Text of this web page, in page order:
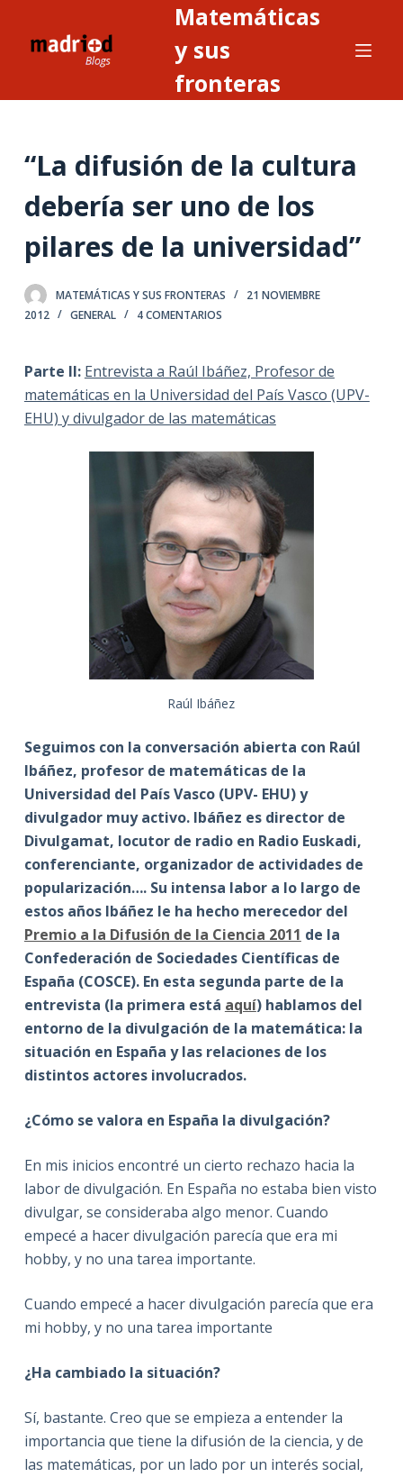
a
e
n
d
o
Matemáticas
y sus
fronteras
“La difusión de la cultura
debería ser uno de los
pilares de la universidad”
MATEMÁTICAS Y SUS FRONTERAS
21 NOVIEMBRE
2012
GENERAL 4 COMENTARIOS
Parte II: Entrevista a Raúl Ibáñez, Profesor de
matemáticas en la Universidad del País Vasco (UPV-
EHU) y divulgador de las matemáticas
Raúl Ibáñez
Seguimos con la conversación abierta con Raúl
Ibáñez, profesor de matemáticas de la
Universidad del País Vasco (UPV- EHU) y
divulgador muy activo. Ibáñez es director de
Divulgamat, locutor de radio en Radio Euskadi,
conferenciante, organizador de actividades de
popularización…. Su intensa labor a lo largo de
estos años Ibáñez le ha hecho merecedor del
Premio a la Difusión de la Ciencia 2011 de la
Confederación de Sociedades Científicas de
España (COSCE). En esta segunda parte de la
entrevista (la primera está aquí) hablamos del
entorno de la divulgación de la matemática: la
situación en España y las relaciones de los
distintos actores involucrados.
¿Cómo se valora en España la divulgación?
En mis inicios encontré un cierto rechazo hacia la
labor de divulgación. En España no estaba bien visto
divulgar, se consideraba algo menor. Cuando
empecé a hacer divulgación parecía que era mi
hobby, y no una tarea importante.
Cuando empecé a hacer divulgación parecía que era
mi hobby, y no una tarea importante
¿Ha cambiado la situación?
Sí, bastante. Creo que se empieza a entender la
importancia que tiene la difusión de la ciencia, y de
las matemáticas, por un lado por un interés social,